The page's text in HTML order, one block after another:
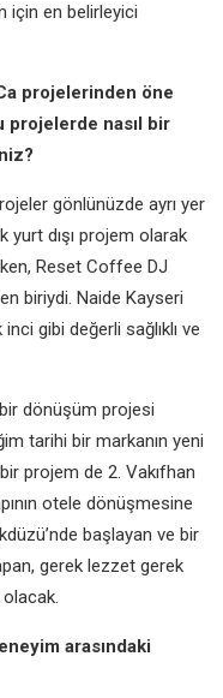
için en belirleyici
projelerinden öne
projelerde nasıl bir
gönlünüzde ayrı yer
yurt dışı projem olarak
Reset Coffee DJ
biriydi. Naide Kayseri
gibi değerli sağlıklı ve
dönüşüm projesi
tarihi bir markanın yeni
projem de 2. Vakıfhan
otele dönüşmesine
başlayan ve bir
gerek lezzet gerek
olacak.
arasındaki